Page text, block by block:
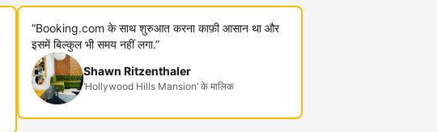
“Booking.com के साथ शुरुआत करना काफ़ी आसान था और
इसमें बिल्कुल भी समय नहीं लगा.”
Shawn Ritzenthaler
‘Hollywood Hills Mansion’ के मालिक